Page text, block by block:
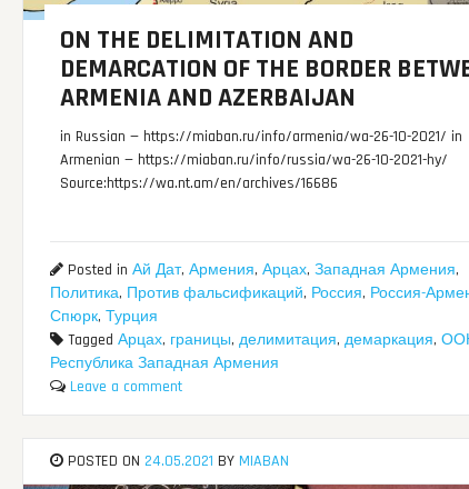
ON THE DELIMITATION AND
DEMARCATION OF THE BORDER
ARMENIA AND AZERBAIJAN
in Russian — https://miaban.ru/info/armenia/wa-26-10-2021/ in
Armenian — https://miaban.ru/info/russia/wa-26-10-2021-hy/
Source:https://wa.nt.am/en/archives/16686
Posted in Ай Дат, Армения, Арцах, Западная Армения,
Политика, Против фальсификаций, Россия, Россия-
Спюрк, Турция
Tagged Арцах, границы, делимитация, демаркация,
Республика Западная Армения
Leave a comment
POSTED ON 24.05.2021 BY MIABAN